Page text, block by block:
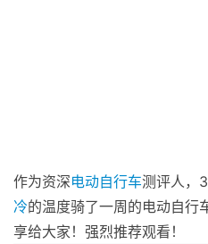
作为资深电动自行车测评人，
冷的温度骑了一周的电动自行
享给大家！强烈推荐观看！